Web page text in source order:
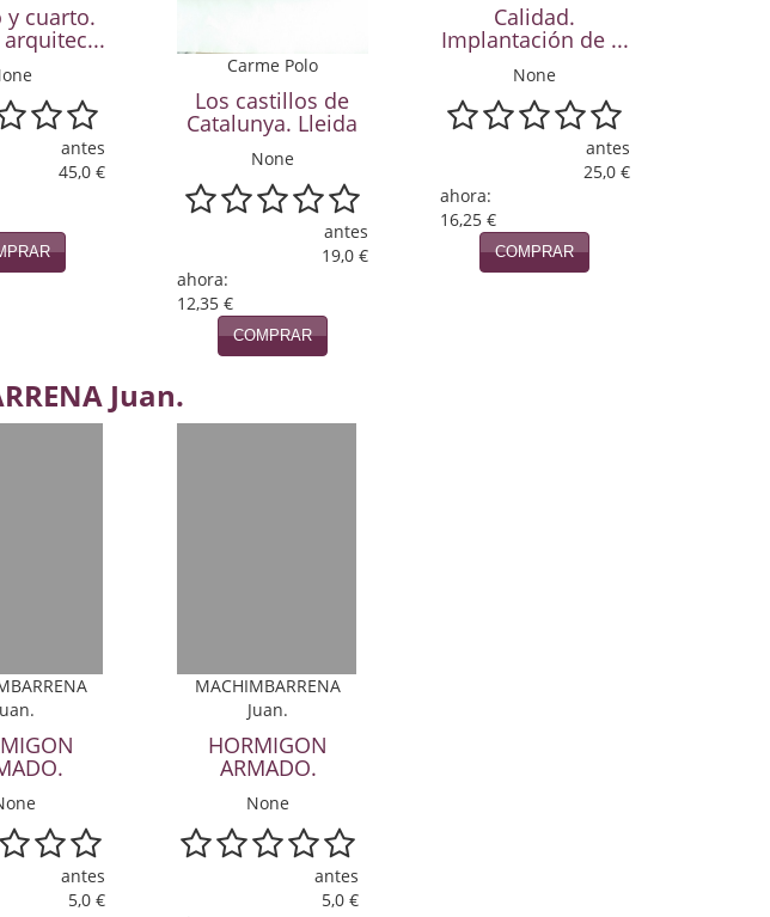
y cuarto.
antes
45,0 €
Carme Polo
Los castillos de
Catalunya. Lleida
None
antes
19,0 €
ahora:
12,35 €
COMPRAR
Calidad.
Implantación de ...
None
antes
25,0 €
ahora:
16,25 €
COMPRAR
Juan.
antes
5,0 €
MACHIMBARRENA
Juan.
HORMIGON
ARMADO.
None
antes
5,0 €